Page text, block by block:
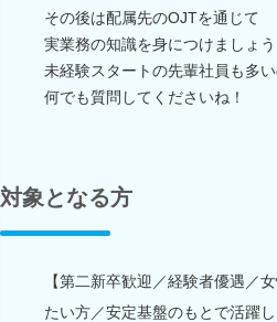
その後は配属先のOJTを通じて
実業務の知識を身につけましょ
未経験スタートの先輩社員も多
何でも質問してくださいね！
対象となる方
【第二新卒歓迎／経験者優遇／
たい方／安定基盤のもとで活躍